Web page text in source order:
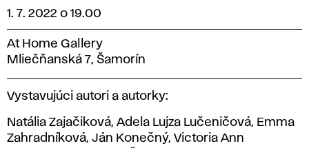
1. 7. 2022 o 19.00
At Home Gallery
Mliečňanská 7, Šamorín
Vystavujúci autori a autorky:
Natália Zajačiková, Adela Lujza Lučeničová, Emma
Zahradníková, Ján Konečný, Victoria Ann